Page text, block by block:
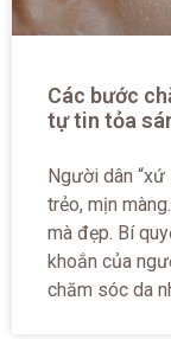
Các bước
tự tin tỏa
Người dân
trẻo, mịn
mà đẹp. Bí
khoắn của
chăm sóc da